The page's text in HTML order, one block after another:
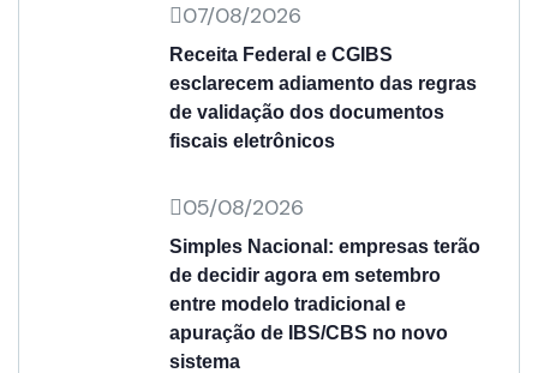
07/08/2026
Receita Federal e CGIBS
esclarecem adiamento das regras
de validação dos documentos
fiscais eletrônicos
05/08/2026
Simples Nacional: empresas terão
de decidir agora em setembro
entre modelo tradicional e
apuração de IBS/CBS no novo
sistema